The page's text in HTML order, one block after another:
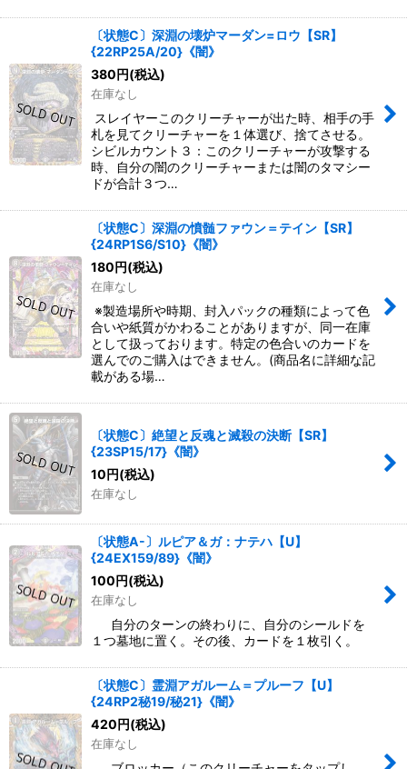
〔状態C〕深淵の壊炉マーダン=ロウ【SR】
{22RP25A/20}《闇》
380 円(税込)
在庫なし
スレイヤーこのクリーチャーが出た時、相手の手
札を見てクリーチャーを１体選び、捨てさせる。
シビルカウント３：このクリーチャーが攻撃する
時、自分の闇のクリーチャーまたは闇のタマシー
ドが合計３つ…
〔状態C〕深淵の憤髄ファウン＝テイン【SR】
{24RP1S6/S10}《闇》
180 円(税込)
在庫なし
※製造場所や時期、封入パックの種類によって色
合いや紙質がかわることがありますが、同一在庫
として扱っております。特定の色合いのカードを
選んでのご購入はできません。(商品名に詳細な記
載がある場…
〔状態C〕絶望と反魂と滅殺の決断【SR】
{23SP15/17}《闇》
10円(税込)
在庫なし
〔状態A-〕ルピア＆ガ：ナテハ【U】
{24EX159/89}《闇》
100円(税込)
在庫なし
自分のターンの終わりに、自分のシールドを
１つ墓地に置く。その後、カードを１枚引く。
〔状態C〕霊淵アガルーム＝プルーフ【U】
{24RP2秘19/秘21}《闇》
420円(税込)
在庫なし